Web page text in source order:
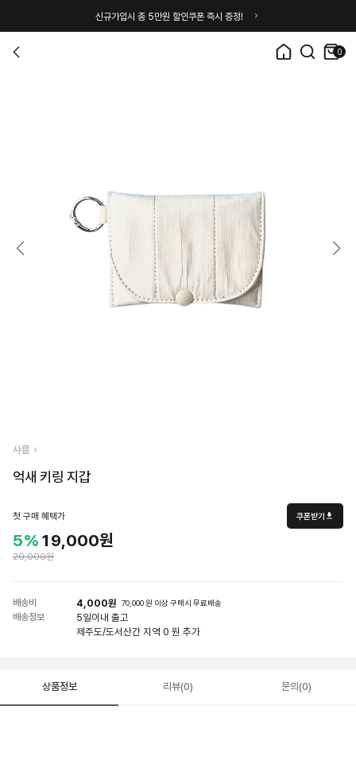
신규가입시 총 5만원 할인쿠폰 즉시 증정!
0
사름
억새 키링 지갑
첫 구매 혜택가 쿠폰받기
5% 19,000원
20,000원
배송비 4,000원 70,000 원 이상 구매시 무료배송
배송정보 5일이내 출고
제주도/도서산간 지역 0 원 추가
상품정보 리뷰(0) 문의(0)